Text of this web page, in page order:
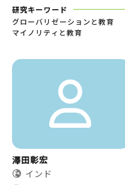
研究キーワード
グローバリゼーションと教育
マイノリティと教育
澤田彰宏
インド